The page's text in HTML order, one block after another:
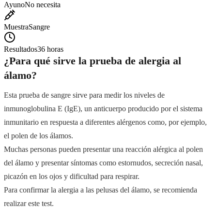
AyunoNo necesita
MuestraSangre
Resultados36 horas
¿Para qué sirve la prueba de alergia al
álamo?
Esta prueba de sangre sirve para medir los niveles de
inmunoglobulina E (IgE), un anticuerpo producido por el sistema
inmunitario en respuesta a diferentes alérgenos como, por ejemplo,
el polen de los álamos.
Muchas personas pueden presentar una reacción alérgica al polen
del álamo y presentar síntomas como estornudos, secreción nasal,
picazón en los ojos y dificultad para respirar.
Para confirmar la alergia a las pelusas del álamo, se recomienda
realizar este test.